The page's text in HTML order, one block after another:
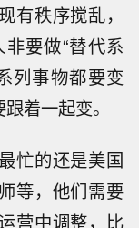
有秩序搅乱，
要做“替代系
列事物都要变
着一起变。
忙的还是美国
等，他们需要
营中调整，比